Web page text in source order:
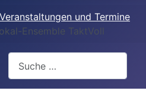
Veranstaltungen und Termine
Ensemble TaktVoll